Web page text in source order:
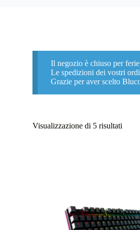
Il negozio è chiuso per
Le spedizioni dei vostri
Grazie per aver scelto
Visualizzazione di 5 risultatiOrdina